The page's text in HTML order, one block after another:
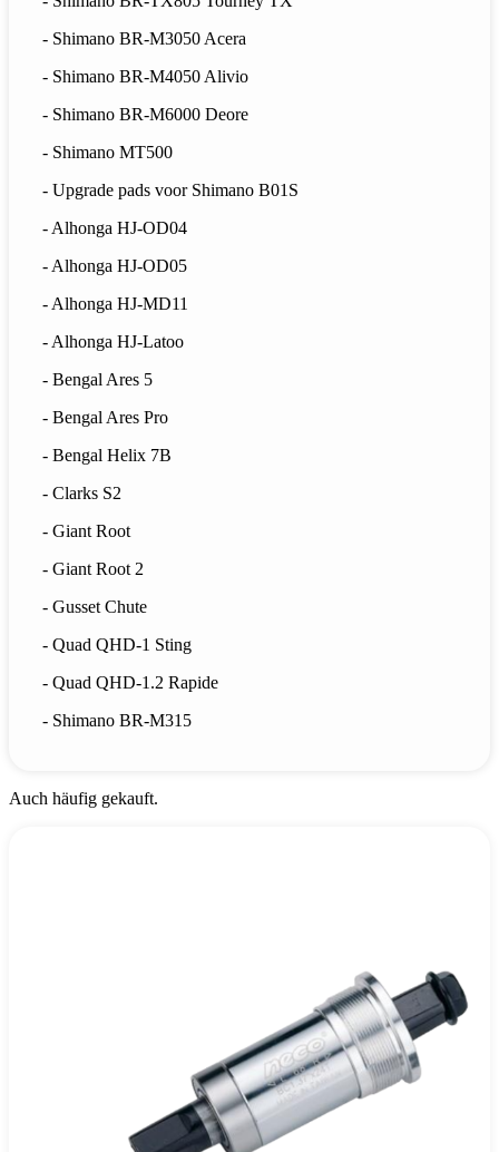
- Shimano BR-M3050 Acera
- Shimano BR-M4050 Alivio
- Shimano BR-M6000 Deore
- Shimano MT500
- Upgrade pads voor Shimano B01S
- Alhonga HJ-OD04
- Alhonga HJ-OD05
- Alhonga HJ-MD11
- Alhonga HJ-Latoo
- Bengal Ares 5
- Bengal Ares Pro
- Bengal Helix 7B
- Clarks S2
- Giant Root
- Giant Root 2
- Gusset Chute
- Quad QHD-1 Sting
- Quad QHD-1.2 Rapide
- Shimano BR-M315
Auch häufig gekauft.